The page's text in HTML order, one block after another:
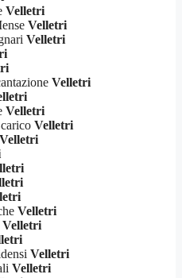
Velletri
Velletri
Velletri
Velletri
Velletri
Velletri
Velletri
Velletri
Velletri
Velletri
Velletri